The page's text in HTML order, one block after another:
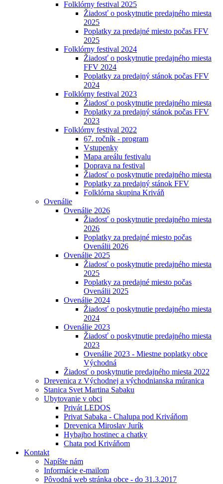
Folklórny festival 2025
Žiadosť o poskytnutie predajného miesta
2025
Poplatky za predajné miesto počas FFV
2025
Folklórny festival 2024
Žiadosť o poskytnutie predajného miesta
FFV 2024
Poplatky za predajný stánok počas FFV
2024
Folklórny festival 2023
Žiadosť o poskytnutie predajného miesta
Poplatky za predajný stánok počas FFV
2023
Folklórny festival 2022
67. ročník - program
Vstupenky
Mapa areálu festivalu
Doprava na festival
Žiadosť o poskytnutie predajného miesta
Poplatky za predajný stánok FFV
Folklórna skupina Kriváň
Ovenálie
Ovenálie 2026
Žiadosť o poskytnutie predajného miesta
2026
Poplatky za predajné miesto počas
Ovenálii 2026
Ovenálie 2025
Žiadosť o poskytnutie predajného miesta
2025
Poplatky za predajné miesto počas
Ovenálii 2025
Ovenálie 2024
Žiadosť o poskytnutie predajného miesta
2024
Ovenálie 2023
Žiadosť o poskytnutie predajného miesta
2023
Ovenálie 2023 - Miestne poplatky obce
Východná
Žiadosť o poskytnutie predajného miesta 2022
Drevenica z Východnej a východnianska múranica
Stanica Svet Martina Sabaku
Ubytovanie v obci
Privát LEDOS
Privat Sabaka - Chalupa pod Kriváňom
Drevenica Miroslav Jurík
Hybajho hostinec a chatky
Chata pod Kriváňom
Kontakt
Napíšte nám
Informácie e-mailom
Pôvodná web stránka obce - do 31.3.2017